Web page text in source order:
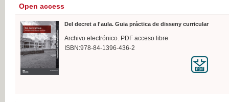
Open access
Del decret a l'aula. Guia práctica de disseny curricular
Archivo electrónico. PDF acceso libre
ISBN:978-84-1396-436-2